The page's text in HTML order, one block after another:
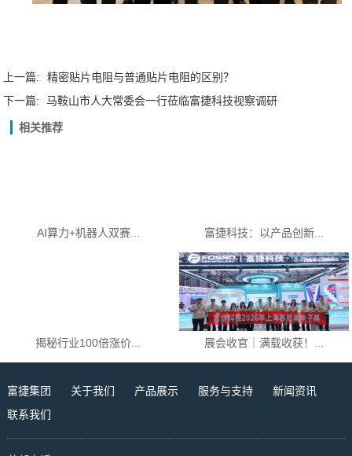
上一篇:
精密贴片电阻与普通贴片电阻的区别？
下一篇:
马鞍山市人大常委会一行莅临富捷科技视察调研​
相关推荐
AI算力+机器人双赛... 富捷科技：以产品创新...
揭秘行业100倍涨价... 展会收官｜满载收获！...
富捷集团 关于我们 产品展示 服务与支持
新闻资讯
联系我们